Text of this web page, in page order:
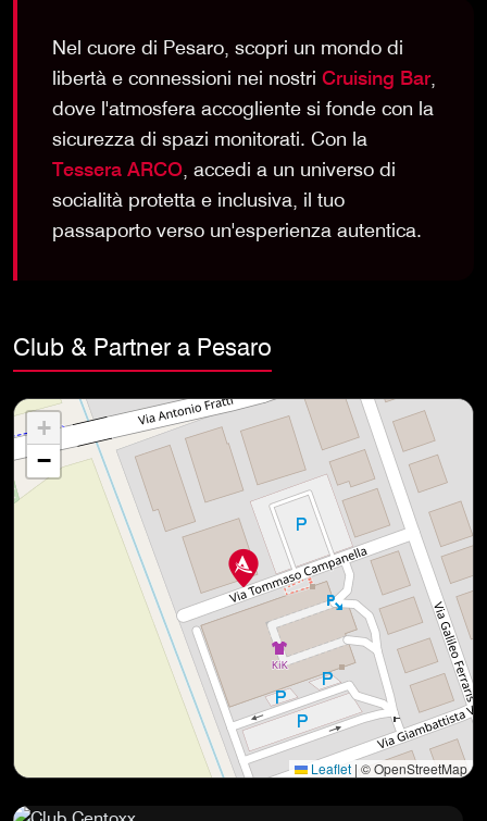
Nel cuore di Pesaro, scopri un mondo di
libertà e connessioni nei nostri Cruising Bar,
dove l'atmosfera accogliente si fonde con la
sicurezza di spazi monitorati. Con la
Tessera ARCO , accedi a un universo di
socialità protetta e inclusiva, il tuo
passaporto verso un'esperienza autentica.
Club & Partner a Pesaro
+
−
Leaflet | © OpenStreetMap